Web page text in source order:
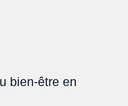
bien-être en